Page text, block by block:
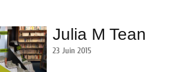
Julia M Tean
23 Juin 2015